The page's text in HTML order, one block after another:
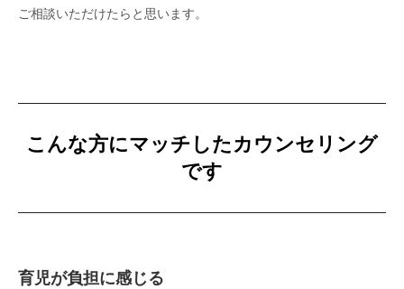
ご相談いただけたらと思います。
こんな方にマッチしたカウンセリング
です
育児が負担に感じる